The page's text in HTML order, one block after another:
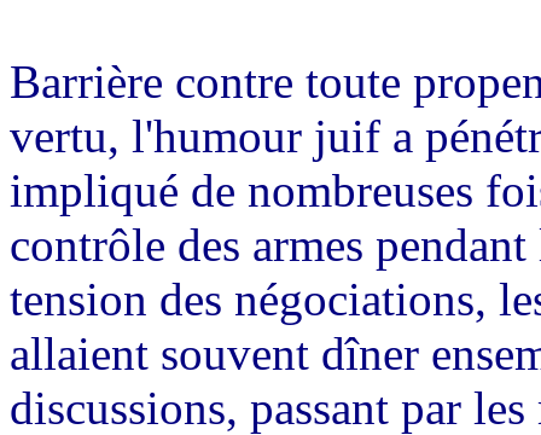
Barrière contre toute
vertu, l'humour juif a
impliqué de nombreuses
contrôle des armes
tension des négociations,
allaient souvent dîner
discussions, passant par